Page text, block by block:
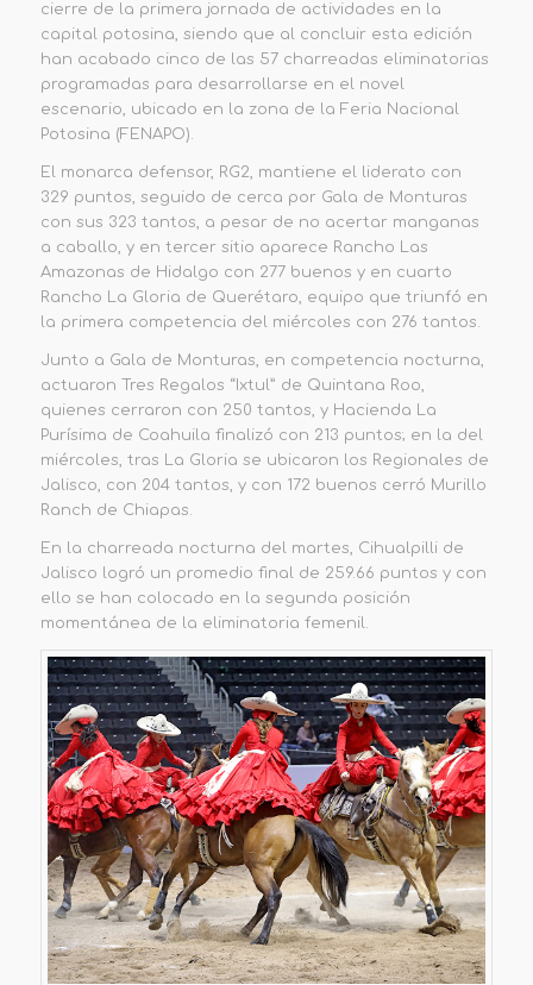
cierre de la primera jornada de actividades en la
capital potosina, siendo que al concluir esta edición
han acabado cinco de las 57 charreadas eliminatorias
programadas para desarrollarse en el novel
escenario, ubicado en la zona de la Feria Nacional
Potosina (FENAPO).
El monarca defensor, RG2, mantiene el liderato con
329 puntos, seguido de cerca por Gala de Monturas
con sus 323 tantos, a pesar de no acertar manganas
a caballo, y en tercer sitio aparece Rancho Las
Amazonas de Hidalgo con 277 buenos y en cuarto
Rancho La Gloria de Querétaro, equipo que triunfó en
la primera competencia del miércoles con 276 tantos.
Junto a Gala de Monturas, en competencia nocturna,
actuaron Tres Regalos “Ixtul” de Quintana Roo,
quienes cerraron con 250 tantos, y Hacienda La
Purísima de Coahuila finalizó con 213 puntos; en la del
miércoles, tras La Gloria se ubicaron los Regionales de
Jalisco, con 204 tantos, y con 172 buenos cerró Murillo
Ranch de Chiapas.
En la charreada nocturna del martes, Cihualpilli de
Jalisco logró un promedio final de 259.66 puntos y con
ello se han colocado en la segunda posición
momentánea de la eliminatoria femenil.